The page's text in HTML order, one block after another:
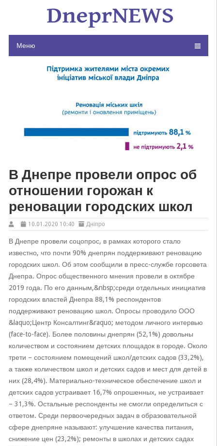
Меню
В Днепре провели опрос об
отношении горожан к
реновации городских школ
10.01.2020 10:40 Дніпро
В Днепре провели соцопрос, в рамках которого стало
известно, что почти 90% днепрян поддерживают реновацию
городских школ. Об этом сообщили в пресс-службе горсовета
Днепра. Опрос общественного мнения провели в октябре
2019 года. По его данным,&nbsp;среди отдельных инициатив
городских властей Днепра 88,1% респондентов
поддерживают реновацию школ. Опросы проводило ООО
&laquo;Центр Консалтинг&raquo; методом личного интервью
(face-to-face). Более половины днепрян (52,1%) довольны
количеством и состоянием детских площадок в городе. Около
трети – состоянием помещений школ/детских садов (33,2%),
а также количеством школ и детских садов и мест для детей в
них (28,4%). Материально-техническое обеспечение школ и
детских садов устраивает 16,7% опрошенных, не устраивает
– 31,3%. Остальные респонденты не смогли определиться с
ответом. Среди первоочередных задач в образовательной
сфере днепряне называют: улучшение качества питания,
снижение цен (23,2%); ремонты в школах и детских садах